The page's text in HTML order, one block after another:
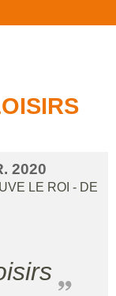
2020
LE ROI - DE